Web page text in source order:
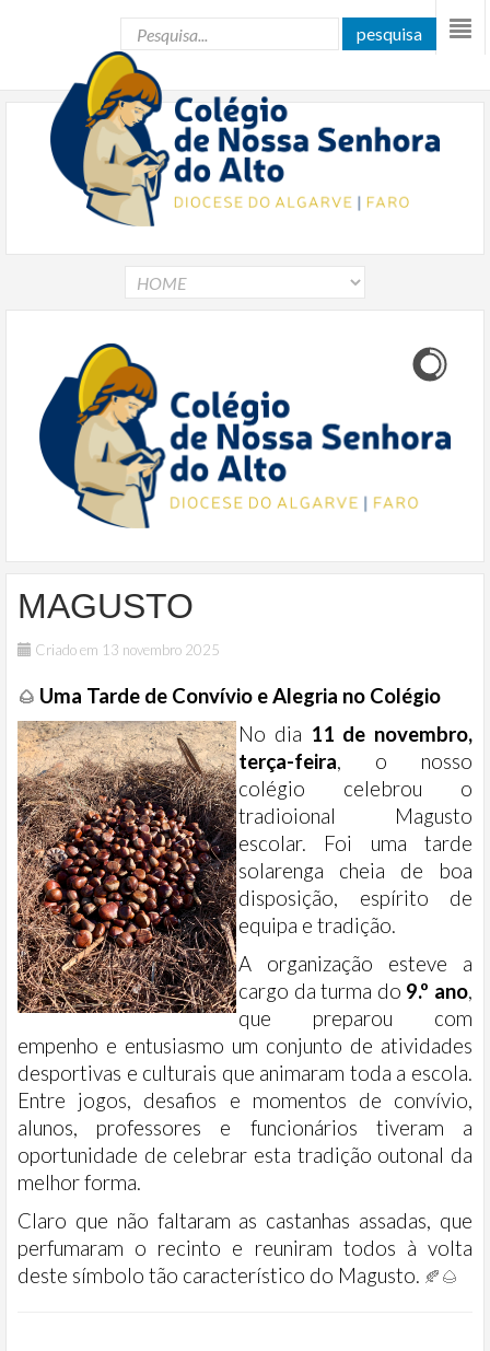
pesquisa
MAGUSTO
Criado em 13 novembro 2025
🌰 Uma Tarde de Convívio e Alegria no Colégio
No dia 11 de novembro,
terça-feira, o nosso
colégio celebrou o
tradioional Magusto
escolar. Foi uma tarde
solarenga cheia de boa
disposição, espírito de
equipa e tradição.
A organização esteve a
cargo da turma do 9.º ano,
que preparou com
empenho e entusiasmo um conjunto de atividades
desportivas e culturais que animaram toda a escola.
Entre jogos, desafios e momentos de convívio,
alunos, professores e funcionários tiveram a
oportunidade de celebrar esta tradição outonal da
melhor forma.
Claro que não faltaram as castanhas assadas, que
perfumaram o recinto e reuniram todos à volta
deste símbolo tão característico do Magusto. 🍂🌰